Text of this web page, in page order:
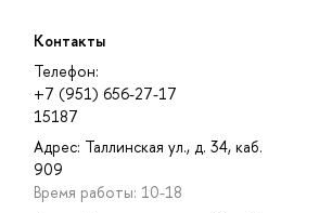
Контакты
Телефон:
+7 (951) 656-27-17
15187
Адрес: Таллинская ул., д. 34, каб.
909
Время работы: 10-18